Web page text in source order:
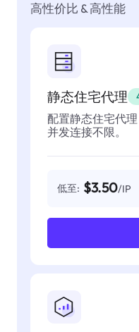
高性价比 & 高性能
静态住宅代理
配置静态住宅代
并发连接不限。
低至: $3.50/IP